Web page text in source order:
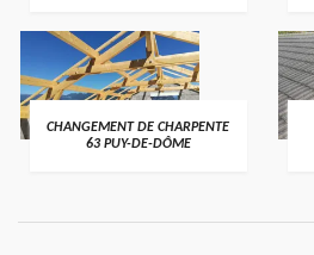
CHANGEMENT DE CHARPENTE
63 PUY-DE-DÔME